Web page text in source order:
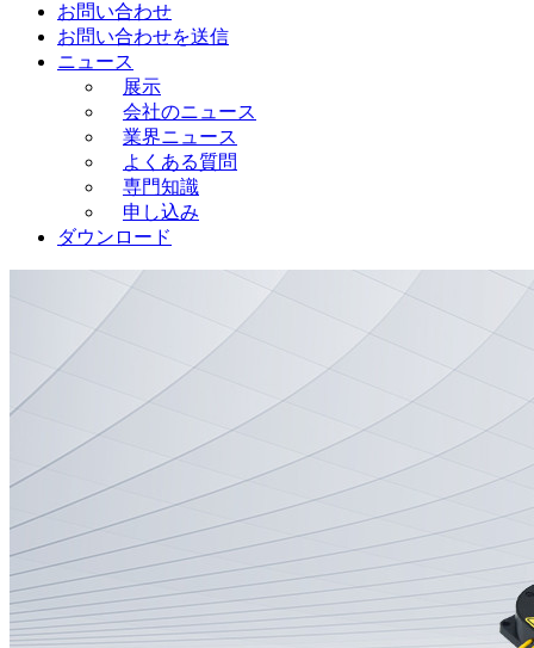
お問い合わせ
お問い合わせを送信
ニュース
展示
会社のニュース
業界ニュース
よくある質問
専門知識
申し込み
ダウンロード